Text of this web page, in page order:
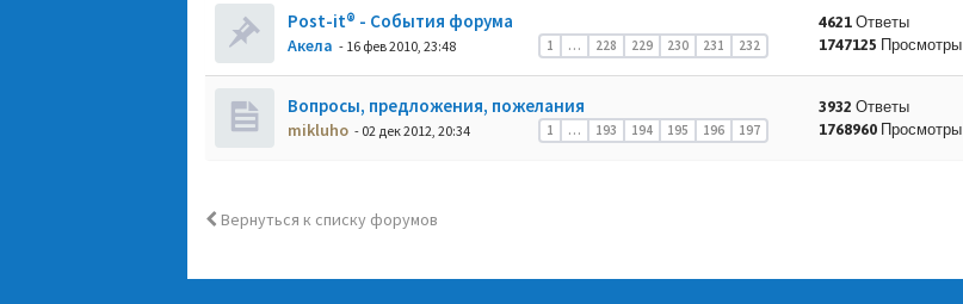
Post-it® - События форума
1 … 228 229 230 231 232
Акела - 16 фев 2010, 23:48
4621 Ответы
1747125 Просмотры
Вопросы, предложения, пожелания
1 … 193 194 195 196 197
mikluho - 02 дек 2012, 20:34
3932 Ответы
1768960 Просмотры
Вернуться к списку форумов